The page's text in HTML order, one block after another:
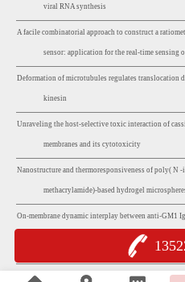
viral RNA synthesis
A facile combinatorial approach to construct a
sensor: application for the real-time sensing
Deformation of microtubules regulates translocation
kinesin
Unraveling the host-selective toxic interaction of
membranes and its cytotoxicity
Nanostructure and thermoresponsiveness of poly( N -
methacrylamide)-based hydrogel
On-membrane dynamic interplay between anti-GM1
and complement component C1q
Zwitterionic Polypeptides: Chemoenzymatic